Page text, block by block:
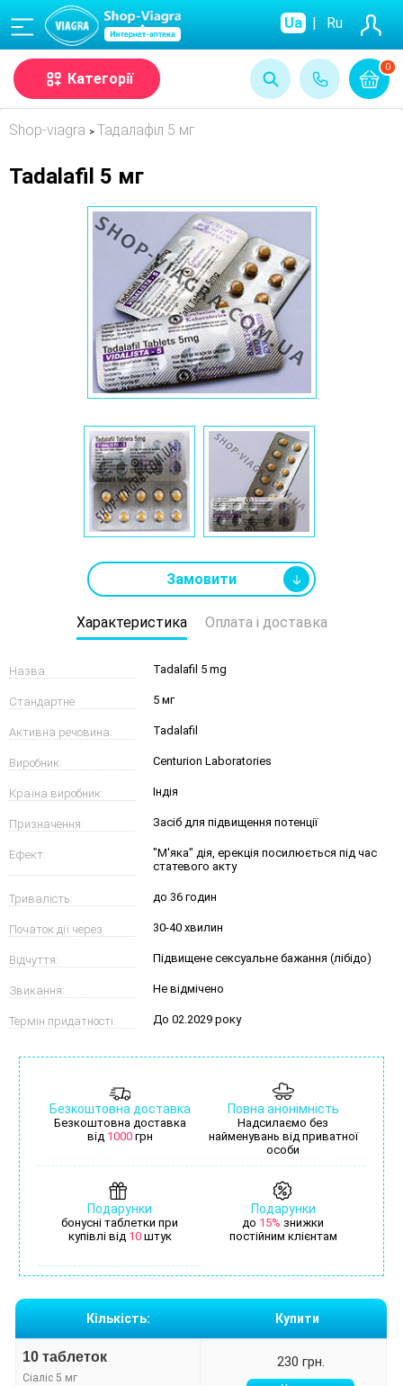
0
(068) Ua | Ru
Категорії
Shop-viagra > Тадалафіл 5 мг
Tadalafil 5 мг
Характеристика Оплата і доставка
Замовити
Назва: Tadalafil 5 mg
Стандартне 5 мг
Активна речовина: Tadalafil
Виробник: Centurion Laboratories
Країна виробник: Індія
Призначення: Засіб для підвищення потенції
Ефект:
"М'яка" дія, ерекція посилюється під час
статевого акту
Тривалість: до 36 годин
Початок дії через: 30-40 хвилин
Відчуття: Підвищене сексуальне бажання (лібідо)
Звикання: Не відмічено
Термін придатності: До 02.2029 року
Безкоштовна доставка
Безкоштовна доставка
від 1000грн
Повна анонімність
Надсилаємо без
найменувань від приватної
особи
Подарунки
бонусні таблетки при
купівлі від 10штук
Подарунки
до 15% знижки
постійним клієнтам
Кількість: Купити
10 таблеток
Сіаліс 5 мг
230 грн.